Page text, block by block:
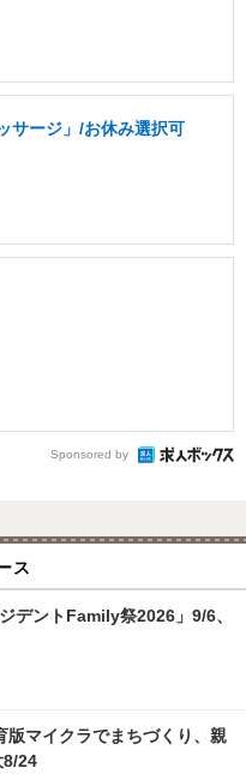
サージ」/お休み選択可
Sponsored by
ス
デントFamily祭2026」9/6、
版マイクラでまちづくり、親
8/24